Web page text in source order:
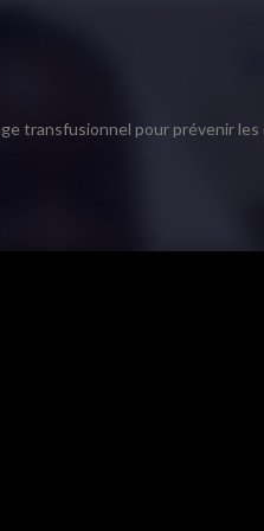
transfusionnel pour prévenir